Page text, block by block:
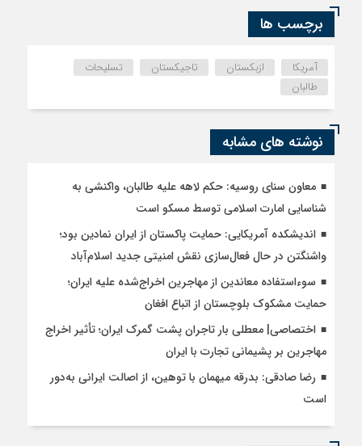
برچسب ها
آمریکا ازبکستان تاجیکستان
تسلیحات
طالبان
نوشته های مشابه
معاون سنای روسیه: حکم لاهه علیه طالبان، واکنشی به
شناسایی امارت اسلامی توسط مسکو است
اندیشکده آمریکایی: حمایت پاکستان از ایران نمادین بود؛
واشنگتن در حال فعال‌سازی نقش امنیتی جدید اسلام‌آباد
سوءاستفاده معاندین از مهاجرین اخراج‌شده علیه ایران؛
حمایت مشکوک بلوچستان از اتباع افغان
اختصاصی| معطلی بار تاجران پشت گمرک ایران؛ تأثیر اخراج
مهاجرین بر پشیمانی تجارت با ایران
رضا صادقی: بدرقه میهمان با توهین، از اصالت ایرانی به‌دور
است